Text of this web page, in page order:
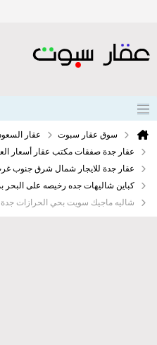
سوق عقار سبوت عقار
عقار جدة صفقات مكتب عقار أسعار
عقار جدة للايجار شمال شرق جنوب
كباين شاليهات جده رخيصه على البحر
شاليه ماجيك سويت بحي الحرازات جدة